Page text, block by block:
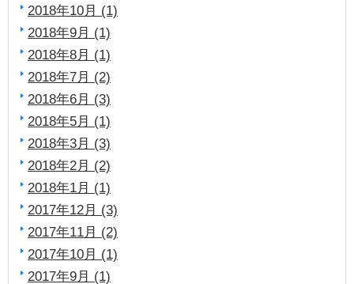
2018年10月 (1)
2018年9月 (1)
2018年8月 (1)
2018年7月 (2)
2018年6月 (3)
2018年5月 (1)
2018年3月 (3)
2018年2月 (2)
2018年1月 (1)
2017年12月 (3)
2017年11月 (2)
2017年10月 (1)
2017年9月 (1)